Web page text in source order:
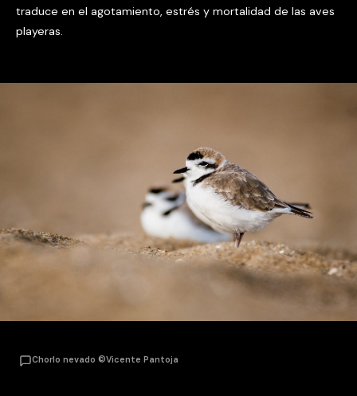
traduce en el agotamiento, estrés y mortalidad de las aves
playeras.
Chorlo nevado ©Vicente Pantoja